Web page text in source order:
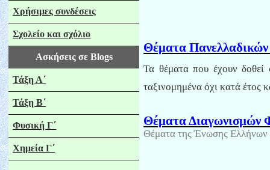
Θέματα
Τα θέματα που έχουν δοθεί
ταξινομημένα όχι κατά έτος
Θέματα Διαγωνισμών
Θέματα της Ένωσης
Χρήσιμες συνδέσεις
Σχολείο και σχόλιο
Ασκήσεις σε Blogs
Τάξη Α΄
Τάξη Β΄
Φυσική Γ΄
Χημεία Γ΄